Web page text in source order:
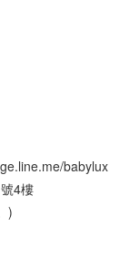
babylux
4樓
)